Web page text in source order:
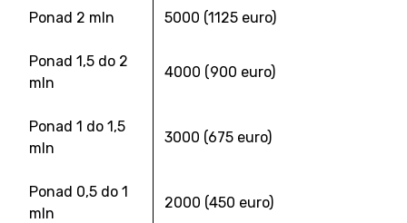
Ponad 2 mln 5000 (1125 euro)
Ponad 1,5 do 2
mln
4000 (900 euro)
Ponad 1 do 1,5
mln
3000 (675 euro)
Ponad 0,5 do 1
mln
2000 (450 euro)